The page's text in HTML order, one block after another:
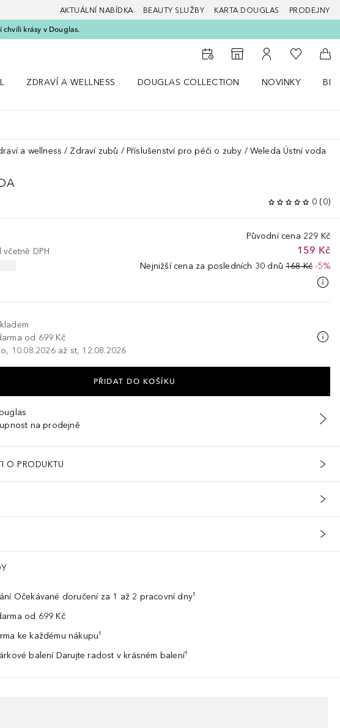
AKTUÁLNÍ NABÍDKA BEAUTY SLUŽBY KARTA DOUGLAS PRODEJNY
krásy v Douglas.
K vyhledávači prodejen
K mému účtu
K mému
Do
ZDRAVÍ A WELLNESS
DOUGLAS COLLECTION
NOVINKY
a wellness Zdraví zubů Příslušenství pro péči o zuby Weleda Ústní voda
0 (0)
Původní cena 229 Kč
159 Kč
Nejnižší cena za posledních 30 dnů 168 Kč-5%
včetně DPH
od 699 Kč
10.08.2026 až st, 12.08.2026
PŘIDAT DO KOŠÍKU
na prodejně
O PRODUKTU
Očekávané doručení za 1 až 2 pracovní dny¹
od 699 Kč
ke každému nákupu¹
balení Darujte radost v krásném balení¹